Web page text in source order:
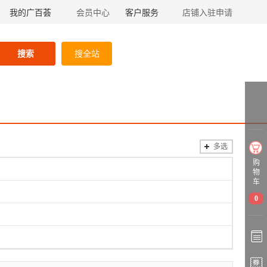
我的广百荟 会员中心 客户服务 店铺入驻申请
搜索 搜全站
多选
购
物
车
0